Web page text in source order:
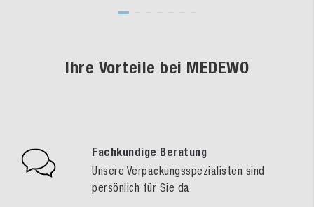
Ihre Vorteile bei MEDEWO
Fachkundige Beratung
Unsere Verpackungsspezialisten sind
persönlich für Sie da